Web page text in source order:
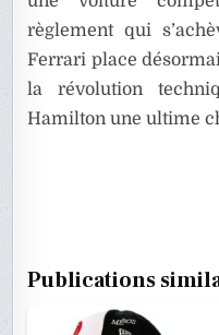
règlement qui
Ferrari place
la révolution
Hamilton une ultime
Publications